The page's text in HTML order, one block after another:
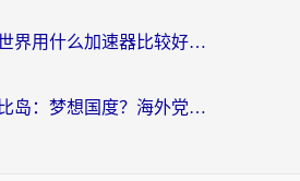
在欧洲玩战舰世界用什么加速器比较好用？老玩家亲测有效的低延迟方案
英国怎么玩奥比岛：梦想国度？海外党不卡攻略+加速器选择秘籍